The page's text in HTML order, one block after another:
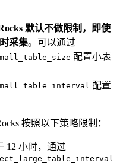
默认不做限制，即使
采集。可以通过
配置小表
配置
按照以下策略限制：
12 小时，通过